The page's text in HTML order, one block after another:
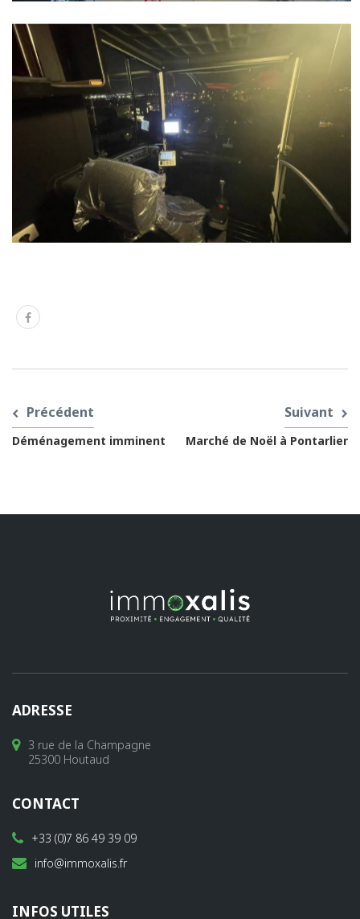
Suivant
Marché de Noël à Pontarlier
Précédent
Déménagement imminent
ADRESSE
3 rue de la Champagne
25300 Houtaud
CONTACT
+33 (0)7 86 49 39 09
info@immoxalis.fr
INFOS UTILES